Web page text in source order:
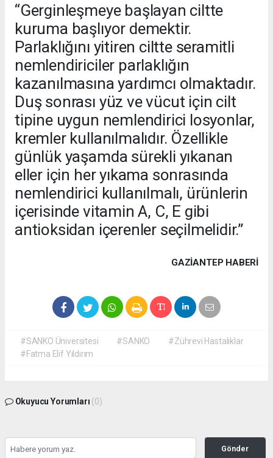
“Gerginleşmeye başlayan ciltte
kuruma başlıyor demektir.
Parlaklığını yitiren ciltte seramitli
nemlendiriciler parlaklığın
kazanılmasına yardımcı olmaktadır.
Duş sonrası yüz ve vücut için cilt
tipine uygun nemlendirici losyonlar,
kremler kullanılmalıdır. Özellikle
günlük yaşamda sürekli yıkanan
eller için her yıkama sonrasında
nemlendirici kullanılmalı, ürünlerin
içerisinde vitamin A, C, E gibi
antioksidan içerenler seçilmelidir.”
GAZIANTEP HABERİ
#SANKO Üniversitesi #SANKO
#Zührevi Hastalıklar
#Fatma Elif Yıldırım
Okuyucu Yorumları (0)
Gönder